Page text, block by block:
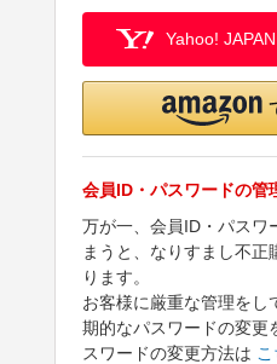
Yahoo!
会員ID・パスワードの管
万が一、会員ID・パスワ
まうと、なりすまし不正
ります。
お客様に厳重な管理をし
期的なパスワードの変更
スワードの変更方法は